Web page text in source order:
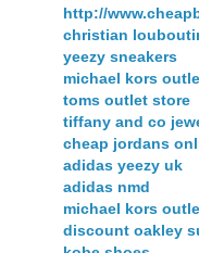
http://
christian
yeezy sneakers
michael kors
toms outlet store
tiffany and co
cheap jordans
adidas yeezy uk
adidas nmd
michael kors
discount oakley